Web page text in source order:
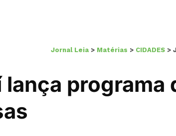
Jornal Leia > Matérias > CIDADES >
lança programa